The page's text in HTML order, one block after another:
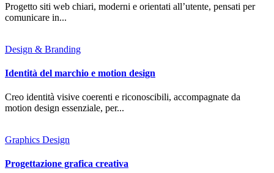
Progetto siti web chiari, moderni e orientati all’utente, pensati per
comunicare in...
Design & Branding
Identità del marchio e motion design
Creo identità visive coerenti e riconoscibili, accompagnate da
motion design essenziale, per...
Graphics Design
Progettazione grafica creativa